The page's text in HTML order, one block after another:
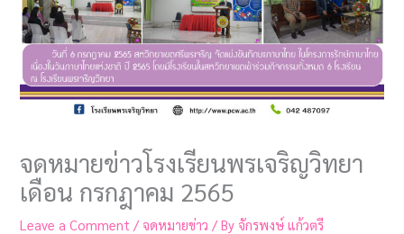
จดหมายข่าวโรงเรียนพรเจริญวิทยา
เดือน กรกฎาคม 2565
Leave a Comment / จดหมายข่าว / By จักรพงษ์ แก้วตรี